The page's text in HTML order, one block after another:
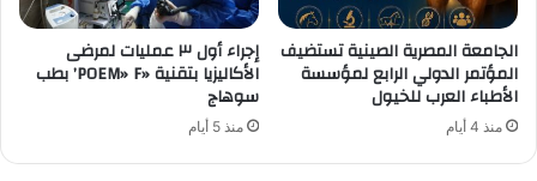
الجامعة المصرية الصينية تستضيف
المؤتمر الدولي الرابع لمؤسسة
الأطباء العرب للخيول
منذ 4 أيام
إجراء أول ٣ عمليات لمرضى
الأكاليزيا بتقنية «POEM» F’ بطب
سوهاج
منذ 5 أيام